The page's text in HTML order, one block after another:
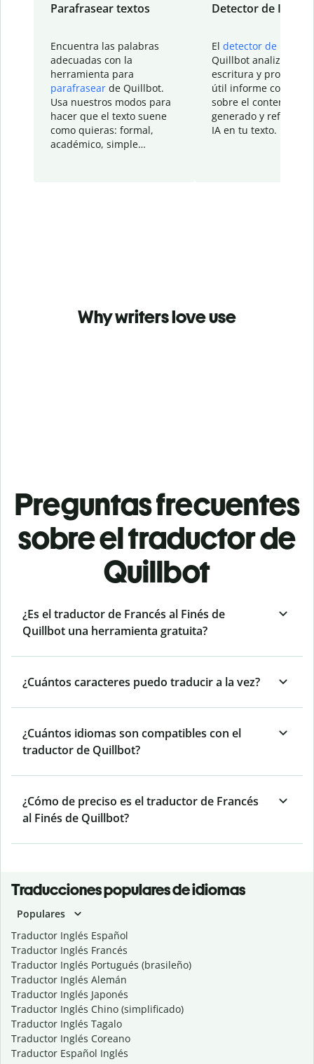
Parafrasear textos
Encuentra las palabras
adecuadas con la
herramienta para
parafrasear de Quillbot.
Usa nuestros modos para
hacer que el texto suene
como quieras: formal,
académico, simple…
Detector de IA
El detector de IA
Quillbot analiza tu
escritura y
útil informe con
sobre el contenido
generado y refinado
IA en tu texto.
Why writers love use
Preguntas frecuentes
sobre el traductor de
Quillbot
¿Es el traductor de Francés al Finés de
Quillbot una herramienta gratuita?
¿Cuántos caracteres puedo traducir a la vez?
¿Cuántos idiomas son compatibles con el
traductor de Quillbot?
¿Cómo de preciso es el traductor de Francés
al Finés de Quillbot?
Traducciones populares de idiomas
Populares
Traductor Inglés Español
Traductor Inglés Francés
Traductor Inglés Portugués (brasileño)
Traductor Inglés Alemán
Traductor Inglés Japonés
Traductor Inglés Chino (simplificado)
Traductor Inglés Tagalo
Traductor Inglés Coreano
Traductor Español Inglés